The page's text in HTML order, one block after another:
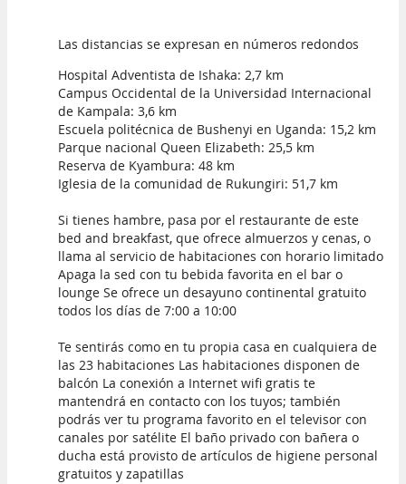
Las distancias se expresan en números redondos
Hospital Adventista de Ishaka: 2,7 km
Campus Occidental de la Universidad Internacional
de Kampala: 3,6 km
Escuela politécnica de Bushenyi en Uganda: 15,2 km
Parque nacional Queen Elizabeth: 25,5 km
Reserva de Kyambura: 48 km
Iglesia de la comunidad de Rukungiri: 51,7 km
Si tienes hambre, pasa por el restaurante de este
bed and breakfast, que ofrece almuerzos y cenas, o
llama al servicio de habitaciones con horario limitado
Apaga la sed con tu bebida favorita en el bar o
lounge Se ofrece un desayuno continental gratuito
todos los días de 7:00 a 10:00
Te sentirás como en tu propia casa en cualquiera de
las 23 habitaciones Las habitaciones disponen de
balcón La conexión a Internet wifi gratis te
mantendrá en contacto con los tuyos; también
podrás ver tu programa favorito en el televisor con
canales por satélite El baño privado con bañera o
ducha está provisto de artículos de higiene personal
gratuitos y zapatillas